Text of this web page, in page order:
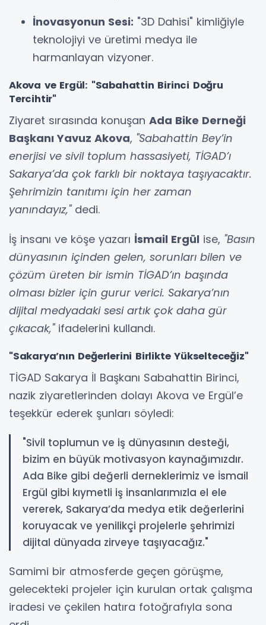
İnovasyonun Sesi: "3D Dahisi" kimliğiyle
teknolojiyi ve üretimi medya ile
harmanlayan vizyoner.
Akova ve Ergül: "Sabahattin Birinci Doğru
Tercihtir"
Ziyaret sırasında konuşan Ada Bike Derneği
Başkanı Yavuz Akova, "Sabahattin Bey’in
enerjisi ve sivil toplum hassasiyeti, TİGAD’ı
Sakarya’da çok farklı bir noktaya taşıyacaktır.
Şehrimizin tanıtımı için her zaman
yanındayız,"dedi.
İş insanı ve köşe yazarı İsmail Ergül ise, "Basın
dünyasının içinden gelen, sorunları bilen ve
çözüm üreten bir ismin TİGAD’ın başında
olması bizler için gurur verici. Sakarya’nın
dijital medyadaki sesi artık çok daha gür
çıkacak,"ifadelerini kullandı.
"Sakarya’nın Değerlerini Birlikte Yükselteceğiz"
TİGAD Sakarya İl Başkanı Sabahattin Birinci,
nazik ziyaretlerinden dolayı Akova ve Ergül’e
teşekkür ederek şunları söyledi:
"Sivil toplumun ve iş dünyasının desteği,
bizim en büyük motivasyon kaynağımızdır.
Ada Bike gibi değerli derneklerimiz ve İsmail
Ergül gibi kıymetli iş insanlarımızla el ele
vererek, Sakarya’da medya etik değerlerini
koruyacak ve yenilikçi projelerle şehrimizi
dijital dünyada zirveye taşıyacağız."
Samimi bir atmosferde geçen görüşme,
gelecekteki projeler için kurulan ortak çalışma
iradesi ve çekilen hatıra fotoğrafıyla sona